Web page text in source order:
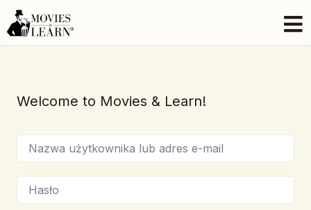
Welcome to Movies & Learn!